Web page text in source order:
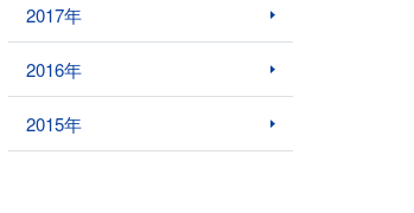
2017年
2016年
2015年